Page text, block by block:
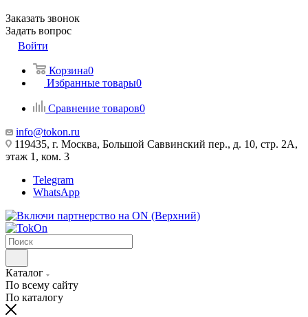
Заказать звонок
Задать вопрос
Войти
Корзина0
Избранные товары0
Сравнение товаров0
info@tokon.ru
119435, г. Москва, Большой Саввинский пер., д. 10, стр. 2А,
этаж 1, ком. 3
Telegram
WhatsApp
Каталог
По всему сайту
По каталогу